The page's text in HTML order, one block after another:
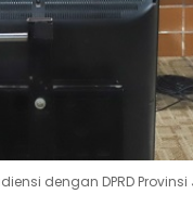
dengan DPRD